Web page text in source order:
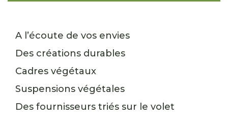
A l’écoute de vos envies
Des créations durables
Cadres végétaux
Suspensions végétales
Des fournisseurs triés sur le volet